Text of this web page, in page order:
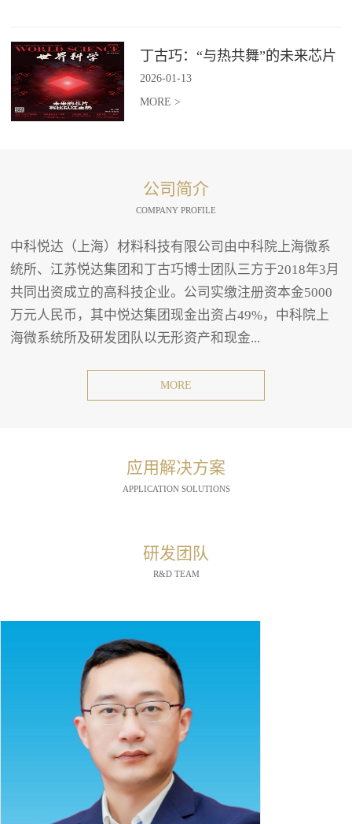
丁古巧：“与热共舞”的未来芯片
2026-01-13
MORE >
公司简介
COMPANY PROFILE
中科悦达（上海）材料科技有限公司由中科院上海微系
统所、江苏悦达集团和丁古巧博士团队三方于2018年3月
共同出资成立的高科技企业。公司实缴注册资本金5000
万元人民币，其中悦达集团现金出资占49%，中科院上
海微系统所及研发团队以无形资产和现金...
MORE
应用解决方案
APPLICATION SOLUTIONS
研发团队
R&D TEAM